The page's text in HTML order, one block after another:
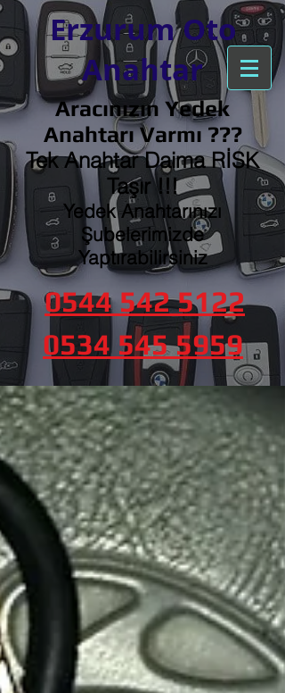
Erzurum Oto
Anahtar
Aracınızın Yedek
Anahtarı Varmı ???
Tek Anahtar Daima RİSK
Taşır !!!
Yedek Anahtarınızı
Şubelerimizde
Yaptırabilirsiniz
0544 542 5122
0534 545 5959